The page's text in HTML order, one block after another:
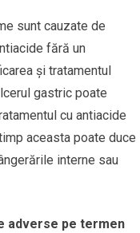
sunt cauzate de
fără un
și tratamentul
gastric poate
cu antiacide
aceasta poate duce
interne sau
adverse pe termen